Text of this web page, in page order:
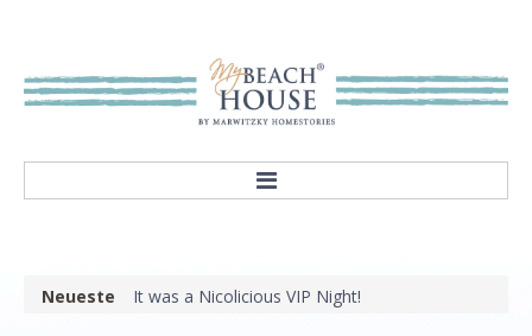
Our mission
Neueste It was a Nicolicious VIP Night!